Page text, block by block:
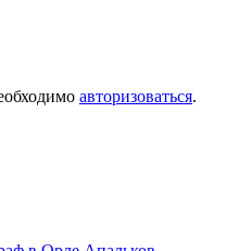
авторизоваться.